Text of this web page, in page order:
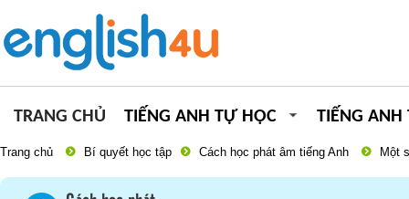
TRANG CHỦ TIẾNG ANH TỰ HỌC TIẾNG ANH
Trang chủ Bí quyết học tập Cách học phát âm tiếng Anh Một